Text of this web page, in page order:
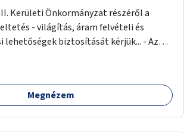
Kerületi Önkormányzat részéről a
- világítás, áram felvételi és
biztosítását kérjük... - Az
kialakítás úgy történhetne, hogy
lenne néhány helyen a falakra rögzítve,
Megnézem